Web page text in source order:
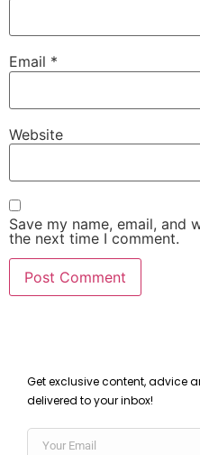
Email *
Website
Save my name, email, and
the next time I comment.
Get exclusive content, advice
delivered to your inbox!